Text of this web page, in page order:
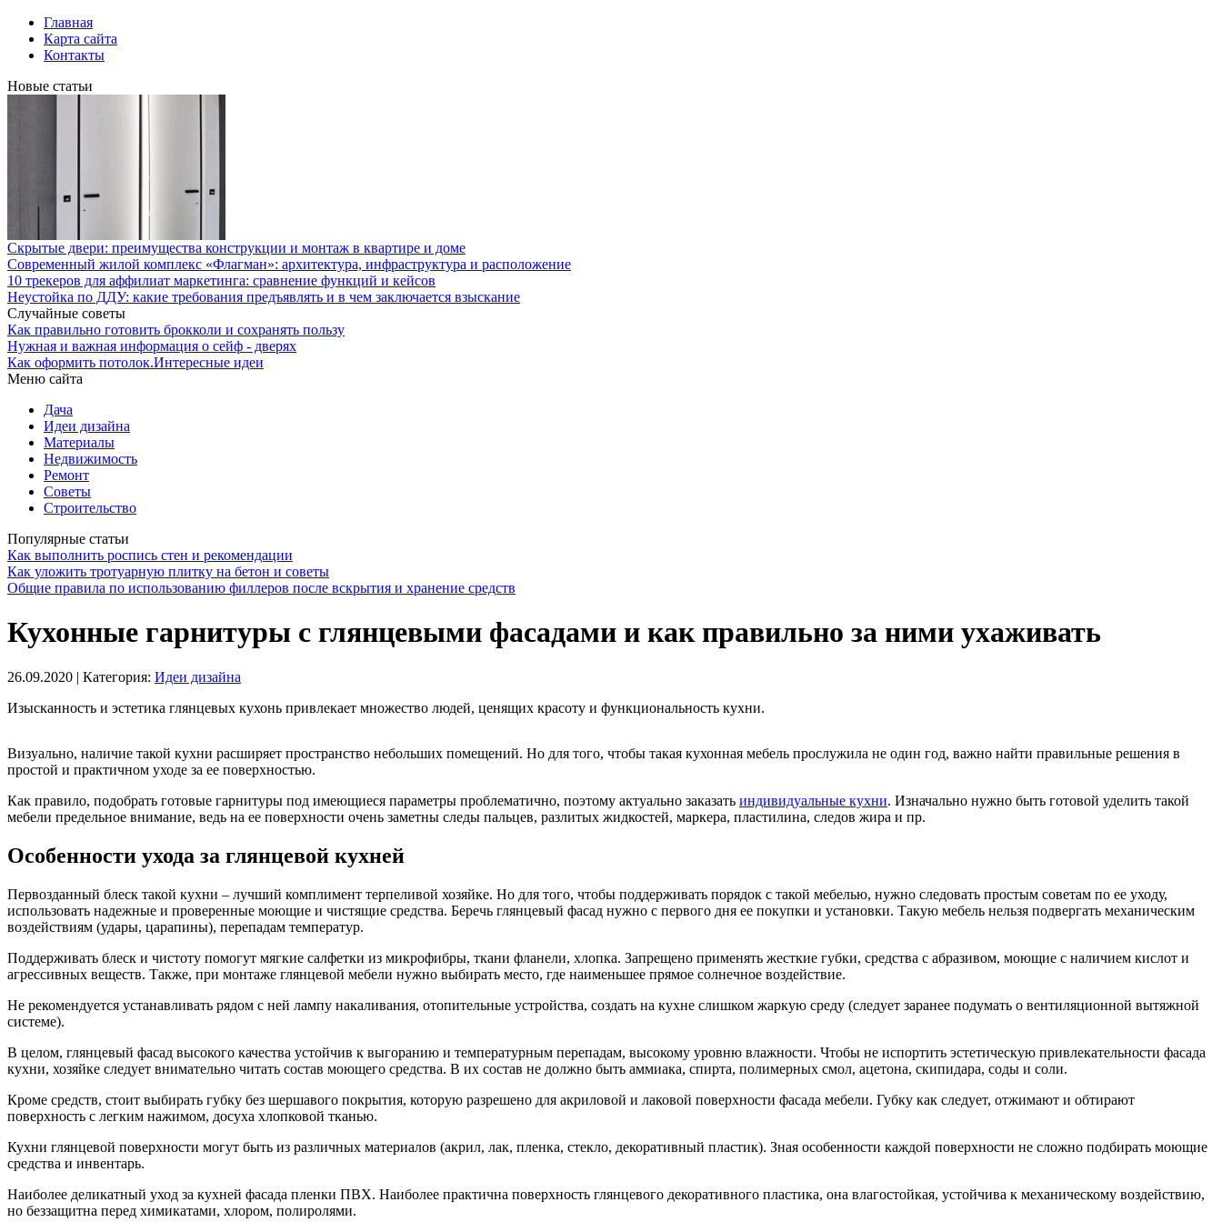
Главная
Карта сайта
Контакты
Новые статьи
Скрытые двери: преимущества конструкции и монтаж в квартире и доме
Современный жилой комплекс «Флагман»: архитектура, инфраструктура и расположение
10 трекеров для аффилиат маркетинга: сравнение функций и кейсов
Неустойка по ДДУ: какие требования предъявлять и в чем заключается взыскание
Случайные советы
Как правильно готовить брокколи и сохранять пользу
Нужная и важная информация о сейф - дверях
Как оформить потолок.Интересные идеи
Меню сайта
Дача
Идеи дизайна
Материалы
Недвижимость
Ремонт
Советы
Строительство
Популярные статьи
Как выполнить роспись стен и рекомендации
Как уложить тротуарную плитку на бетон и советы
Общие правила по использованию филлеров после вскрытия и хранение средств
Кухонные гарнитуры с глянцевыми фасадами и как правильно за ними ухаживать
26.09.2020 | Категория: Идеи дизайна
Изысканность и эстетика глянцевых кухонь привлекает множество людей, ценящих красоту и функциональность кухни.
Визуально, наличие такой кухни расширяет пространство небольших помещений. Но для того, чтобы такая кухонная мебель прослужила не один год, важно найти правильные решения в
простой и практичном уходе за ее поверхностью.
Как правило, подобрать готовые гарнитуры под имеющиеся параметры проблематично, поэтому актуально заказать индивидуальные кухни. Изначально нужно быть готовой уделить такой
мебели предельное внимание, ведь на ее поверхности очень заметны следы пальцев, разлитых жидкостей, маркера, пластилина, следов жира и пр.
Особенности ухода за глянцевой кухней
Первозданный блеск такой кухни – лучший комплимент терпеливой хозяйке. Но для того, чтобы поддерживать порядок с такой мебелью, нужно следовать простым советам по ее уходу,
использовать надежные и проверенные моющие и чистящие средства. Беречь глянцевый фасад нужно с первого дня ее покупки и установки. Такую мебель нельзя подвергать механическим
воздействиям (удары, царапины), перепадам температур.
Поддерживать блеск и чистоту помогут мягкие салфетки из микрофибры, ткани фланели, хлопка. Запрещено применять жесткие губки, средства с абразивом, моющие с наличием кислот и
агрессивных веществ. Также, при монтаже глянцевой мебели нужно выбирать место, где наименьшее прямое солнечное воздействие.
Не рекомендуется устанавливать рядом с ней лампу накаливания, отопительные устройства, создать на кухне слишком жаркую среду (следует заранее подумать о вентиляционной вытяжной
системе).
В целом, глянцевый фасад высокого качества устойчив к выгоранию и температурным перепадам, высокому уровню влажности. Чтобы не испортить эстетическую привлекательности фасада
кухни, хозяйке следует внимательно читать состав моющего средства. В их состав не должно быть аммиака, спирта, полимерных смол, ацетона, скипидара, соды и соли.
Кроме средств, стоит выбирать губку без шершавого покрытия, которую разрешено для акриловой и лаковой поверхности фасада мебели. Губку как следует, отжимают и обтирают
поверхность с легким нажимом, досуха хлопковой тканью.
Кухни глянцевой поверхности могут быть из различных материалов (акрил, лак, пленка, стекло, декоративный пластик). Зная особенности каждой поверхности не сложно подбирать моющие
средства и инвентарь.
Наиболее деликатный уход за кухней фасада пленки ПВХ. Наиболее практична поверхность глянцевого декоративного пластика, она влагостойкая, устойчива к механическому воздействию,
но беззащитна перед химикатами, хлором, полиролями.